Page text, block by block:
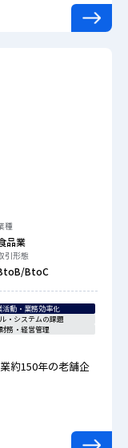
種
品業
引形態
BtoC
活動・業務効率化
・システムの課題
財務・経営管理
約150年の老舗企